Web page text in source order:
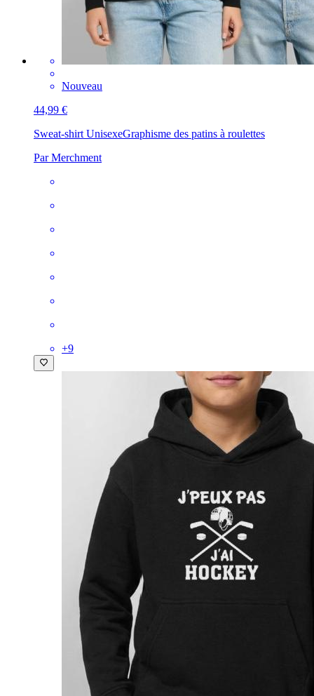
Nouveau
44,99 €
Sweat-shirt UnisexeGraphisme des patins à roulettes
Par Merchment
+9